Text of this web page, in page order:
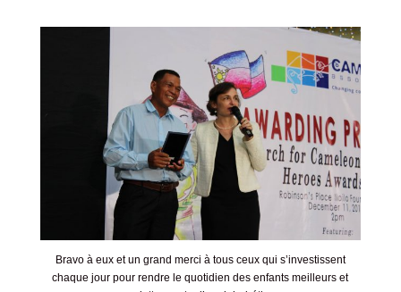
Bravo à eux et un grand merci à tous ceux qui s’investissent
chaque jour pour rendre le quotidien des enfants meilleurs et